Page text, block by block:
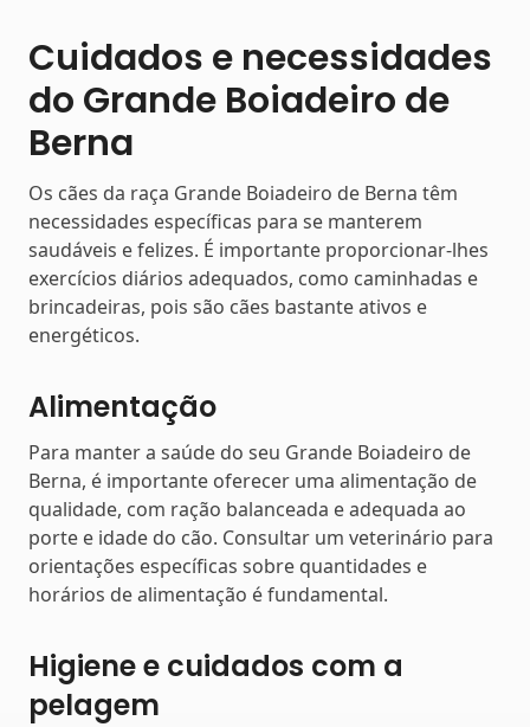
Cuidados e necessidades
do Grande Boiadeiro de
Berna
Os cães da raça Grande Boiadeiro de Berna têm
necessidades específicas para se manterem
saudáveis e felizes. É importante proporcionar-lhes
exercícios diários adequados, como caminhadas e
brincadeiras, pois são cães bastante ativos e
energéticos.
Alimentação
Para manter a saúde do seu Grande Boiadeiro de
Berna, é importante oferecer uma alimentação de
qualidade, com ração balanceada e adequada ao
porte e idade do cão. Consultar um veterinário para
orientações específicas sobre quantidades e
horários de alimentação é fundamental.
Higiene e cuidados com a
pelagem